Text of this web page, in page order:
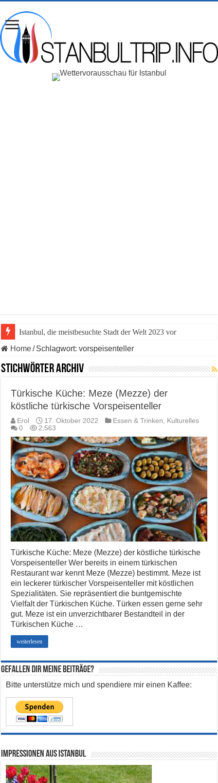
Istanbul, die meistbesuchte Stadt der Welt 2023 vor
Home/ Schlagwort:vorspeisenteller
Stichwörter Archiv
Türkische Küche: Meze (Mezze) der
köstliche türkische Vorspeisenteller
Erol 17. Oktober 2022 Essen & Trinken, Kulturelles
0
2,563
Türkische Küche: Meze (Mezze) der köstliche türkische
Vorspeisenteller Wer bereits in einem türkischen
Restaurant war kennt Meze (Mezze) bestimmt. Meze ist
ein leckerer türkischer Vorspeisenteller mit köstlichen
Spezialitäten. Sie repräsentiert die buntgemischte
Vielfalt der Türkischen Küche. Türken essen gerne sehr
gut. Meze ist ein unverzichtbarer Bestandteil in der
Türkischen Küche …
weiterlesen
Gefallen dir meine Beiträge?
Bitte unterstütze mich und spendiere mir einen Kaffee:
Impressionen aus Istanbul